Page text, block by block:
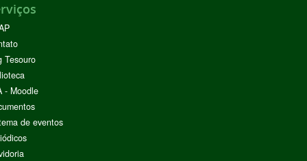
Tesouro
- Moodle
de eventos